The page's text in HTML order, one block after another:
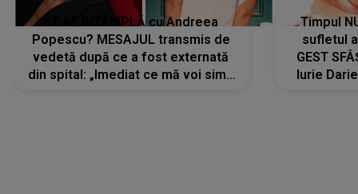
CE SE ÎNTÂMPLĂ cu Andreea
Popescu? MESAJUL transmis de
vedetă după ce a fost externată
din spital: „Imediat ce mă voi simți
Timpul
sufletul
GEST
Iurie